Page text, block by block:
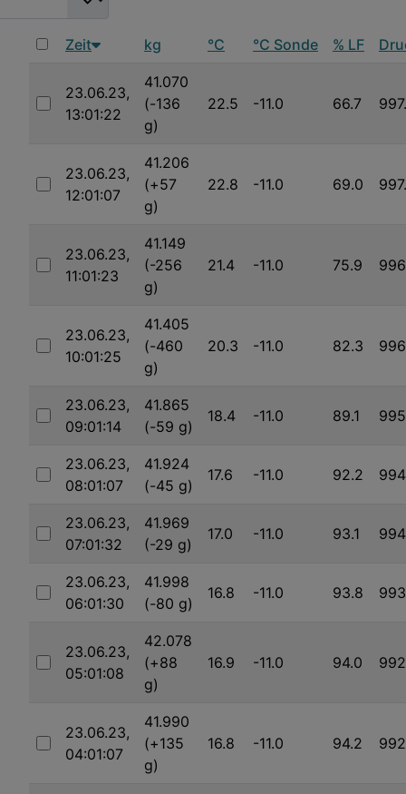
Zeit kg °C °C Sonde % LF
Auswählen
23.06.23,
13:01:22
41.070
(-136
g)
22.5 -11.0 66.7
Auswählen
23.06.23,
12:01:07
41.206
(+57
g)
22.8 -11.0 69.0
Auswählen
23.06.23,
11:01:23
41.149
(-256
g)
21.4 -11.0 75.9
Auswählen
23.06.23,
10:01:25
41.405
(-460
g)
20.3 -11.0 82.3
Auswählen
23.06.23,
09:01:14
41.865
(-59 g)
18.4 -11.0 89.1
Auswählen
23.06.23,
08:01:07
41.924
(-45 g)
17.6 -11.0 92.2
Auswählen
23.06.23,
07:01:32
41.969
(-29 g)
17.0 -11.0 93.1
Auswählen
23.06.23,
06:01:30
41.998
(-80 g)
16.8 -11.0 93.8
Auswählen
23.06.23,
05:01:08
42.078
(+88
g)
16.9 -11.0 94.0
Auswählen
23.06.23,
04:01:07
41.990
(+135
g)
16.8 -11.0 94.2